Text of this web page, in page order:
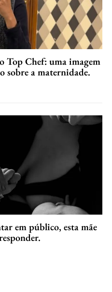
Top Chef: uma imagem
sobre a maternidade.
em público, esta mãe